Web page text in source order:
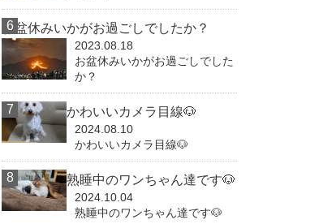
お盆休みいかがお過ごしでしたか？
2023.08.18
お盆休みいかがお過ごしでした
か？
かわいいカメラ目線🐶
2024.08.10
かわいいカメラ目線🐶
熟睡中のワンちゃん達です🐶
2024.10.04
熟睡中のワンちゃん達です🐶